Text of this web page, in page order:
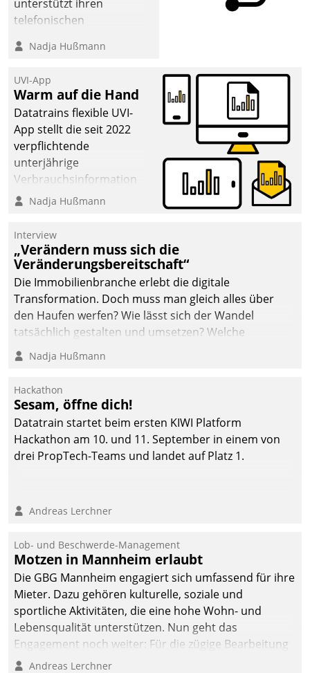
unterstützt ihren
telefonischen
digitalen Cockpit, das
passende Fragen und
Schlagworte auswirft.
Eine intuitive
Dialogführung ermöglicht
dem externen
Serviceteam, Anrufe von
Mietenden zügiger und
effizienter zu bearbeiten.
Nadja Hußmann
UVI-App
Warm auf die Hand
Datatrains flexible UVI-
App stellt die seit 2022
verpflichtende
unterjährige
Verbrauchsinformation
schnell, zuverlässig und
Die monatlichen
Mitteilungen zum
Heizungs- und
Wasserverbrauch gehen
automatisiert, vollständig
und auf Wunsch über
mehrere zuvor
Kommunikationswege bei
Nadja Hußmann
Interview
„Verändern muss sich die
Veränderungsbereitschaft“
Die Immobilienbranche erlebt die digitale
Transformation. Doch muss man gleich alles über
den Haufen werfen? Wie lässt sich der Wandel
tatsächlich gestalten und umsetzen? Welche
Argumente zählen wirklich?
Nadja Hußmann
Hackathon
Sesam, öffne dich!
Datatrain startet beim ersten KIWI Platform
Hackathon am 10. und 11. September in einem von
drei PropTech-Teams und landet auf Platz 1.
Andreas Lerchner
Lob- und Beschwerde-Management
Motzen in Mannheim erlaubt
Die GBG Mannheim engagiert sich umfassend für ihre
Mieter. Dazu gehören kulturelle, soziale und
sportliche Aktivitäten, die eine hohe Wohn- und
Lebensqualität unterstützen. Nun geht das
Engagement noch weiter: Für die zügige Bearbeitung
von Beschwerden – oder Lob – richtet das
Andreas Lerchner